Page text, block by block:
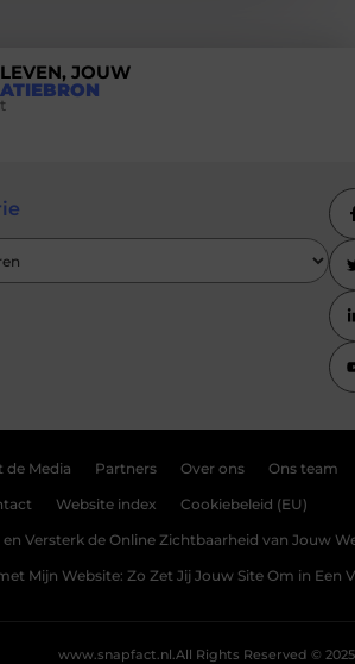
JOUW
de Media Partners Over ons Ons team
Website index Cookiebeleid (EU)
Versterk de Online Zichtbaarheid van Jouw
Mijn Website: Zo Zet Jij Jouw Site Om in Een
All Rights Reserved © 2025
www.snapfact.nl.